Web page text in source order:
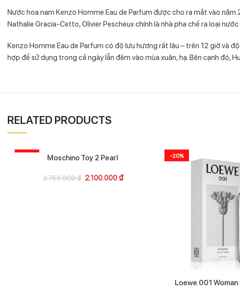
Nước hoa nam Kenzo Homme Eau de Parfum được cho ra mắt vào
Nathalie Gracia-Cetto, Olivier Pescheux chính là nhà pha chế ra loại nước
Kenzo Homme Eau de Parfum có độ lưu hương rất lâu – trên 12 giờ và
hợp để sử dụng trong cả ngày lẫn đêm vào mùa xuân, hạ. Bên cạnh đó,
RELATED PRODUCTS
-24% Moschino Toy 2 Pearl
2.750.000₫ 2.100.000₫
-20%
Loewe 001